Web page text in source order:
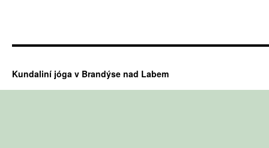
Kundaliní jóga v Brandýse nad Labem